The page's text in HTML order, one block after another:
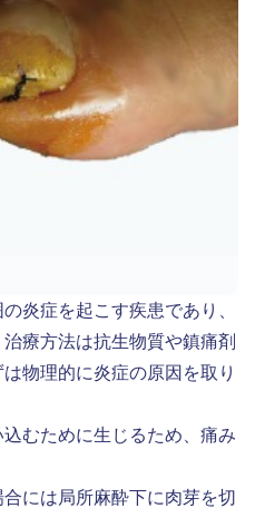
炎症を起こす疾患であり、
療方法は抗生物質や鎮痛剤
物理的に炎症の原因を取り
むために生じるため、痛み
には局所麻酔下に肉芽を切